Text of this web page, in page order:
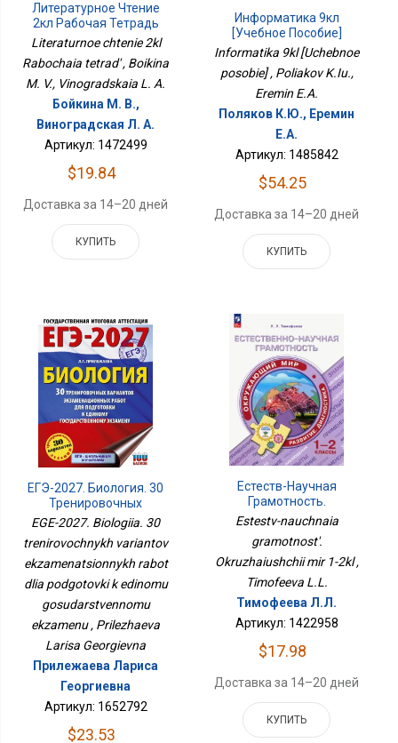
Литературное Чтение
2кл Рабочая Тетрадь
Literaturnoe chtenie 2kl
Rabochaia tetrad' , Boikina
M. V., Vinogradskaia L. A.
Бойкина М. В.,
Виноградская Л. А.
Артикул: 1472499
$19.84
Доставка за 14–20 дней
КУПИТЬ
Информатика 9кл
[Учебное Пособие]
Informatika 9kl [Uchebnoe
posobie] , Poliakov K.Iu.,
Eremin E.A.
Поляков К.Ю., Еремин
Е.А.
Артикул: 1485842
$54.25
Доставка за 14–20 дней
КУПИТЬ
ЕГЭ-2027. Биология. 30
Тренировочных
Вариантов
Экзаменационных
Работ Для Подготовки К
Единому
Государственному
Экзамену
EGE-2027. Biologiia. 30
trenirovochnykh variantov
ekzamenatsionnykh rabot
dlia podgotovki k edinomu
gosudarstvennomu
ekzamenu , Prilezhaeva
Larisa Georgievna
Прилежаева Лариса
Георгиевна
Артикул: 1652792
$23.53
Естеств-Научная
Грамотность.
Окружающий Мир 1-2кл
Estestv-nauchnaia
gramotnost'.
Okruzhaiushchii mir 1-2kl ,
Timofeeva L.L.
Тимофеева Л.Л.
Артикул: 1422958
$17.98
Доставка за 14–20 дней
КУПИТЬ